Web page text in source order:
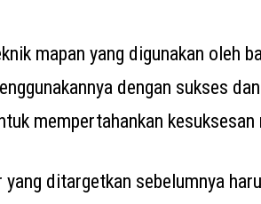
mapan yang digunakan oleh
dengan sukses dan
mempertahankan kesuksesan
ditargetkan sebelumnya